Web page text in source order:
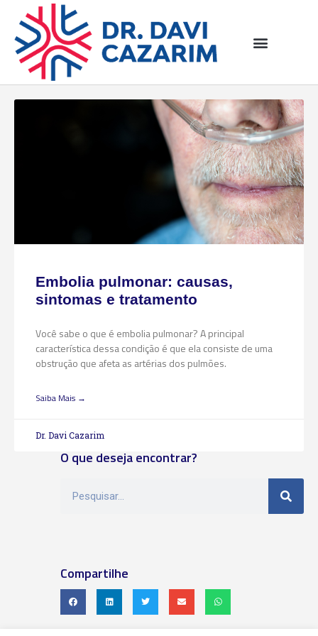
Embolia pulmonar: causas,
sintomas e tratamento
Você sabe o que é embolia pulmonar? A principal
característica dessa condição é que ela consiste de uma
obstrução que afeta as artérias dos pulmões.
Saiba Mais →
Dr. Davi Cazarim
O que deseja encontrar?
Compartilhe